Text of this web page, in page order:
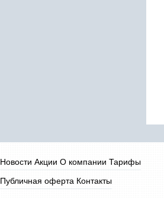
Новости Акции О компании Тарифы
Публичная оферта Контакты